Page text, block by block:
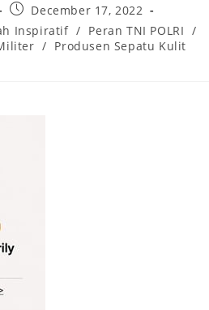
Post
published:
December 17, 2022
Inspiratif / Peran TNI POLRI /
/ Produsen Sepatu Kulit